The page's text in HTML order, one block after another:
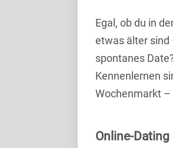
Egal, ob du in
etwas älter sind
spontanes
Kennenlernen
Wochenmarkt –
Online-